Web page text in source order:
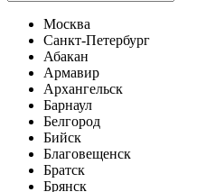
Москва
Санкт-Петербург
Абакан
Армавир
Архангельск
Барнаул
Белгород
Бийск
Благовещенск
Братск
Брянск